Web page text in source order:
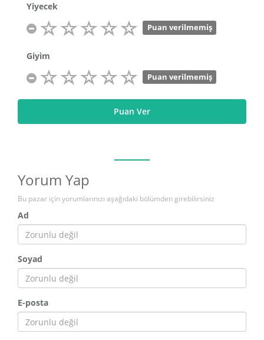
Yiyecek
Puan verilmemiş
Giyim
Puan verilmemiş
Puan Ver
Yorum Yap
Bu pazar için yorumlarınızı aşağıdaki bölümden girebilirsiniz
Ad
Soyad
E-posta